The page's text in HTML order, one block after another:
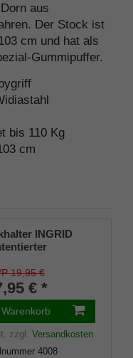
aus
Der Stock ist
cm und hat als
Gummipuffer.
bis 110 Kg
cm
INGRID
19,95 €
€ *
zzgl. Versandkosten
4008